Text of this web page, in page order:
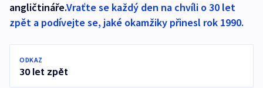
angličtináře.Vraťte se každý den na chvíli o 30 let
zpět a podívejte se, jaké okamžiky přinesl rok 1990.
ODKAZ
30 let zpět